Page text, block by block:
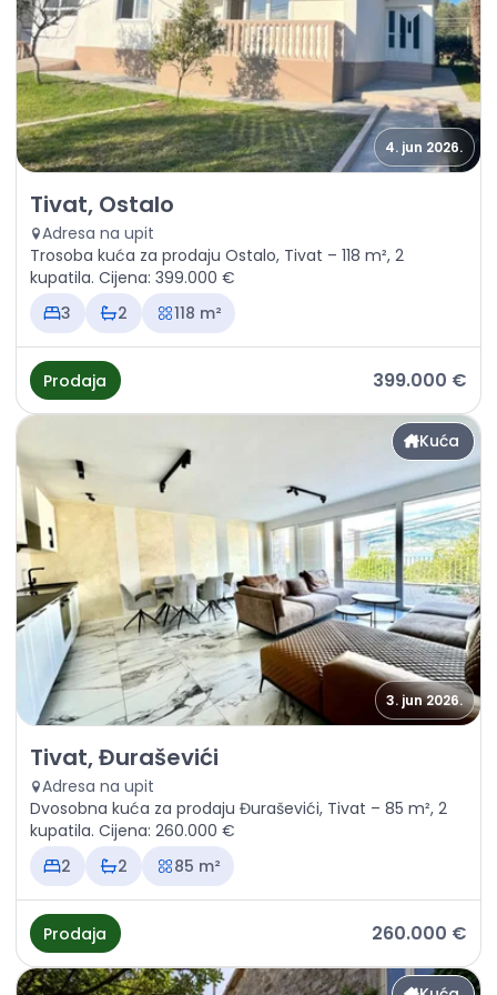
4. jun 2026.
Prodaja - Kuća Tivat, Ostalo
Tivat, Ostalo
Adresa na upit
Trosoba kuća za prodaju Ostalo, Tivat – 118 m², 2
kupatila. Cijena: 399.000 €
3
2 118 m²
Prodaja 399.000 €
Kuća
3. jun 2026.
Prodaja - Kuća Tivat, Đuraševići
Tivat, Đuraševići
Adresa na upit
Dvosobna kuća za prodaju Đuraševići, Tivat – 85 m², 2
kupatila. Cijena: 260.000 €
2
2 85 m²
Prodaja 260.000 €